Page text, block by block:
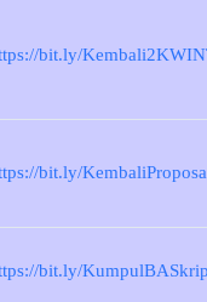
bit.ly/
bit.ly/
bit.ly/